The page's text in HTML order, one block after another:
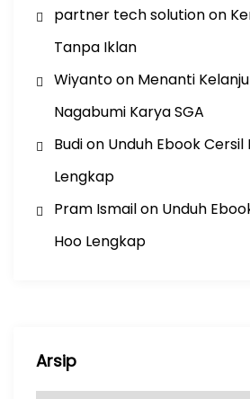
partner tech solutionon
Tanpa Iklan
Wiyantoon Menanti
Nagabumi Karya SGA
Budion Unduh Ebook Cersil
Lengkap
Pram Ismailon Unduh
Hoo Lengkap
Arsip